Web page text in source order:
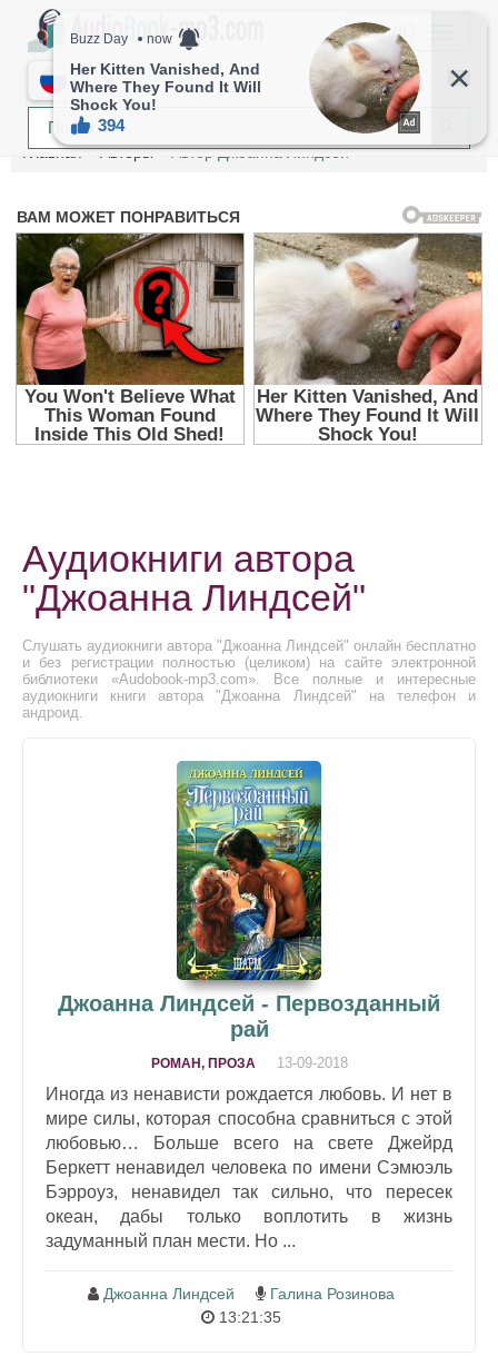
МЕНЮ
RU
Главная Авторы Автор Джоанна Линдсей
Аудиокниги автора
"Джоанна Линдсей"
Слушать аудиокниги автора "Джоанна Линдсей" онлайн бесплатно
и без регистрации полностью (целиком) на сайте электронной
библиотеки «Audobook-mp3.com». Все полные и интересные
аудиокниги книги автора "Джоанна Линдсей" на телефон и
андроид.
Джоанна Линдсей - Первозданный
рай
РОМАН, ПРОЗА 13-09-2018
Иногда из ненависти рождается любовь. И нет в
мире силы, которая способна сравниться с этой
любовью… Больше всего на свете Джейрд
Беркетт ненавидел человека по имени Сэмюэль
Бэрроуз, ненавидел так сильно, что пересек
океан, дабы только воплотить в жизнь
задуманный план мести. Но ...
Джоанна Линдсей
Галина Розинова
13:21:35